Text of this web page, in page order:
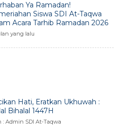
Ya Ramadan!
Siswa SDI At-Taqwa
Acara Tarhib Ramadan 2026
yang lalu
Hati, Eratkan Ukhuwah :
Bihalal 1447H
: Admin SDI At-Taqwa